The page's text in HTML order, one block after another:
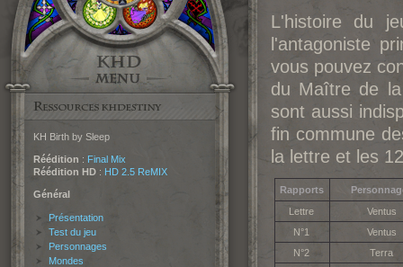
KH Birth by Sleep
Réédition : Final Mix
Réédition HD : HD 2.5 ReMIX
Général
Présentation
Test du jeu
Personnages
Mondes
L'histoire du
l'antagoniste
vous pouvez
du Maître de
sont aussi
fin commune
la lettre et les
Rapports
Lettre
Ventus
N°1
Ventus
N°2
Terra